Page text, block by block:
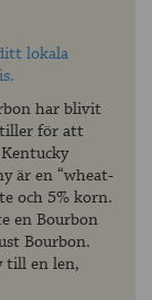
lokala
har blivit
för att
är en “wheat-
och 5% korn.
en Bourbon
Bourbon.
till en len,